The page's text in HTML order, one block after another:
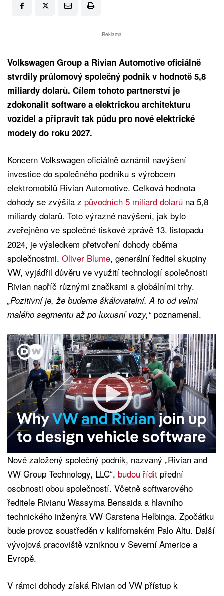
Reklama
Volkswagen Group a Rivian Automotive oficiálně
stvrdily průlomový společný podnik v hodnotě 5,8
miliardy dolarů. Cílem tohoto partnerství je
zdokonalit software a elektrickou architekturu
vozidel a připravit tak půdu pro nové elektrické
modely do roku 2027.
Koncern Volkswagen oficiálně oznámil navýšení
investice do společného podniku s výrobcem
elektromobilů Rivian Automotive. Celková hodnota
dohody se zvýšila z původních 5 miliard dolarů na 5,8
miliardy dolarů. Toto výrazné navýšení, jak bylo
zveřejněno ve společné tiskové zprávě 13. listopadu
2024, je výsledkem přetvoření dohody oběma
společnostmi. Oliver Blume, generální ředitel skupiny
VW, vyjádřil důvěru ve využití technologií společnosti
Rivian napříč různými značkami a globálními trhy.
„Pozitivní je, že budeme škálovatelní. A to od velmi
malého segmentu až po luxusní vozy,“poznamenal.
Nově založený společný podnik, nazvaný „Rivian and
VW Group Technology, LLC“, budou řídit přední
osobnosti obou společností. Včetně softwarového
ředitele Rivianu Wassyma Bensaida a hlavního
technického inženýra VW Carstena Helbinga. Zpočátku
bude provoz soustředěn v kalifornském Palo Altu. Další
vývojová pracoviště vzniknou v Severní Americe a
Evropě.
V rámci dohody získá Rivian od VW přístup k